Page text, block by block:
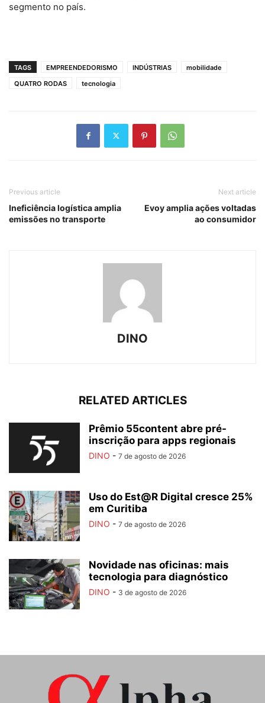
segmento no país.
TAGS EMPREENDEDORISMO INDÚSTRIAS
mobilidade
QUATRO RODAS
tecnologia
Previous article
Ineficiência logística amplia
emissões no transporte
Next article
Evoy amplia ações voltadas
ao consumidor
DINO
RELATED ARTICLES
Prêmio 55content abre pré-
inscrição para apps regionais
DINO - 7 de agosto de 2026
Uso do Est@R Digital cresce 25%
em Curitiba
DINO - 7 de agosto de 2026
Novidade nas oficinas: mais
tecnologia para diagnóstico
DINO - 3 de agosto de 2026